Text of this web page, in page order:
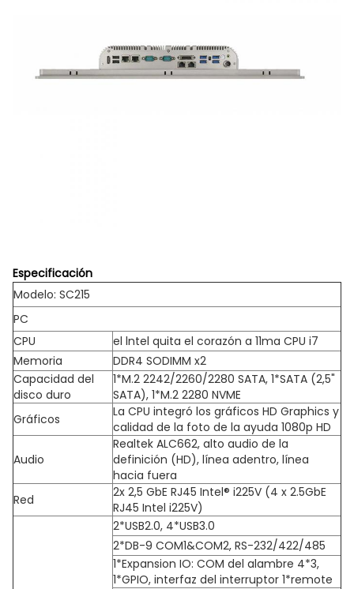
Especificación
Modelo: SC215
PC
CPU
el lntel quita el corazón a 11ma CPU i7
Memoria
DDR4 SODIMM x2
Capacidad del
disco duro
1*M.2 2242/2260/2280 SATA, 1*SATA (2,5"
SATA), 1*M.2 2280 NVME
Gráficos
La CPU integró los gráficos HD Graphics y
calidad de la foto de la ayuda 1080p HD
Audio
Realtek ALC662, alto audio de la
definición (HD), línea adentro, línea
hacia fuera
Red
2x 2,5 GbE RJ45 Intel® i225V (4 x 2.5GbE
RJ45 Intel i225V)
2*USB2.0, 4*USB3.0
2*DB-9 COM1&COM2, RS-232/422/485
1*Expansion IO: COM del alambre 4*3,
1*GPIO, interfaz del interruptor 1*remote